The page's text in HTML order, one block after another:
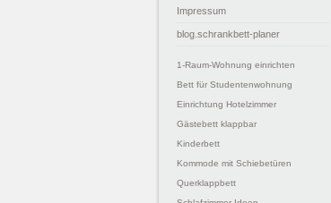
Impressum
blog.schrankbett-planer
1-Raum-Wohnung einrichten
Bett für Studentenwohnung
Einrichtung Hotelzimmer
Gästebett klappbar
Kinderbett
Kommode mit Schiebetüren
Querklappbett